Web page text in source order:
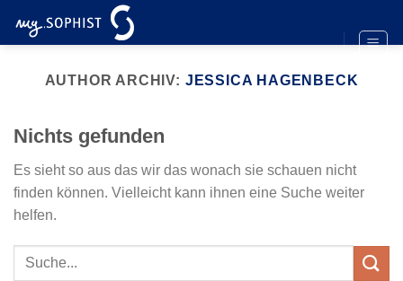
Inhalt
AUTHOR ARCHIV: JESSICA HAGENBECK
Nichts gefunden
Es sieht so aus das wir das wonach sie schauen nicht
finden können. Vielleicht kann ihnen eine Suche weiter
helfen.